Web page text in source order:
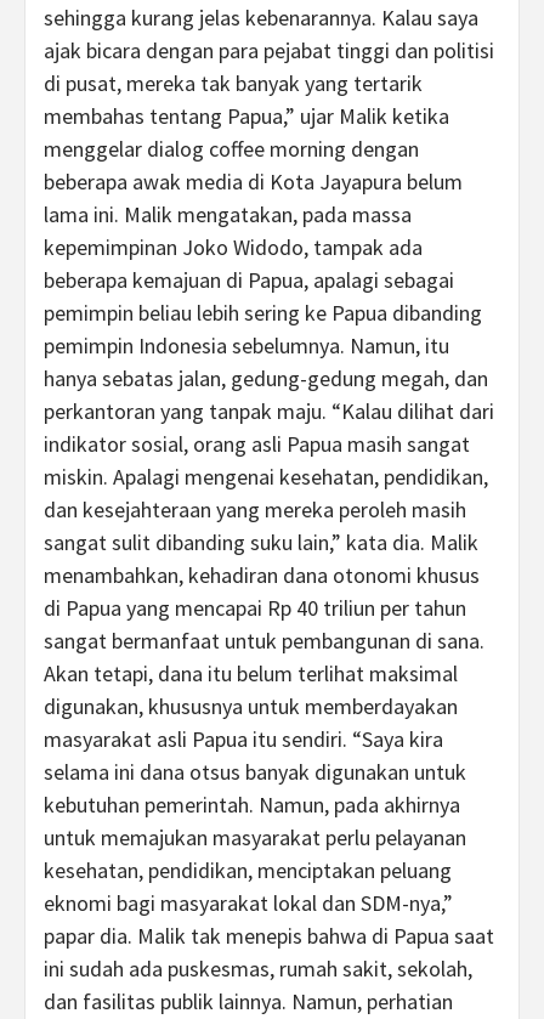
sehingga kurang jelas kebenarannya. Kalau saya
ajak bicara dengan para pejabat tinggi dan politisi
di pusat, mereka tak banyak yang tertarik
membahas tentang Papua,” ujar Malik ketika
menggelar dialog coffee morning dengan
beberapa awak media di Kota Jayapura belum
lama ini. Malik mengatakan, pada massa
kepemimpinan Joko Widodo, tampak ada
beberapa kemajuan di Papua, apalagi sebagai
pemimpin beliau lebih sering ke Papua dibanding
pemimpin Indonesia sebelumnya. Namun, itu
hanya sebatas jalan, gedung-gedung megah, dan
perkantoran yang tanpak maju. “Kalau dilihat dari
indikator sosial, orang asli Papua masih sangat
miskin. Apalagi mengenai kesehatan, pendidikan,
dan kesejahteraan yang mereka peroleh masih
sangat sulit dibanding suku lain,” kata dia. Malik
menambahkan, kehadiran dana otonomi khusus
di Papua yang mencapai Rp 40 triliun per tahun
sangat bermanfaat untuk pembangunan di sana.
Akan tetapi, dana itu belum terlihat maksimal
digunakan, khususnya untuk memberdayakan
masyarakat asli Papua itu sendiri. “Saya kira
selama ini dana otsus banyak digunakan untuk
kebutuhan pemerintah. Namun, pada akhirnya
untuk memajukan masyarakat perlu pelayanan
kesehatan, pendidikan, menciptakan peluang
eknomi bagi masyarakat lokal dan SDM-nya,”
papar dia. Malik tak menepis bahwa di Papua saat
ini sudah ada puskesmas, rumah sakit, sekolah,
dan fasilitas publik lainnya. Namun, perhatian